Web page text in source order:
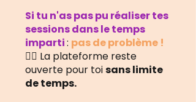
Si tu n'as pas pu réaliser tes
sessions dans le temps
imparti: pas de problème !
👉🏻 La plateforme reste
ouverte pour toisans limite
de temps.